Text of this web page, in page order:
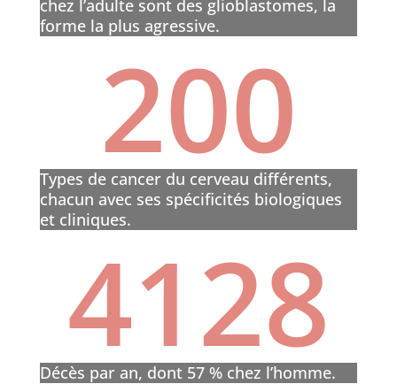
chez l’adulte sont des glioblastomes, la
forme la plus agressive.
200
Types de cancer du cerveau différents,
chacun avec ses spécificités biologiques
et cliniques.
4128
Décès par an, dont 57 % chez l’homme.